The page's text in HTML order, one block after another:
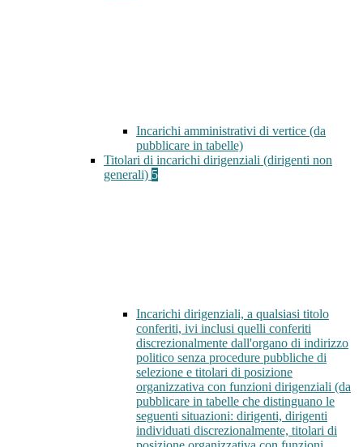
Incarichi amministrativi di vertice (da
pubblicare in tabelle)
Titolari di incarichi dirigenziali (dirigenti non
generali) 5
Incarichi dirigenziali, a qualsiasi titolo
conferiti, ivi inclusi quelli conferiti
discrezionalmente dall'organo di indirizzo
politico senza procedure pubbliche di
selezione e titolari di posizione
organizzativa con funzioni dirigenziali (da
pubblicare in tabelle che distinguano le
seguenti situazioni: dirigenti, dirigenti
individuati discrezionalmente, titolari di